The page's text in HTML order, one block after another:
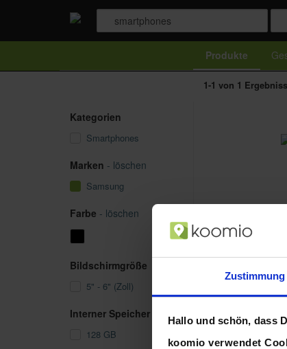
Zustimmung
Hallo und schön, dass
koomio verwendet
Produkte
Kategorien
Smartphones
Marken - löschen
Samsung
Farbe - löschen
Bildschirmgröße
5" - 6" (Zoll)
Interner Speicher
128 GB
1-1 von 1